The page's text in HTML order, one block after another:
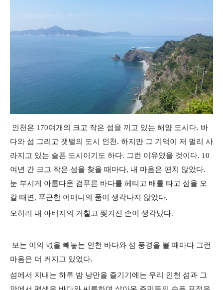
인천은 170여개의 크고 작은 섬을 끼고 있는 해양 도시다. 바
다와 섬 그리고 갯벌의 도시 인천. 하지만 그 기억이 저 멀리 사
라지고 있는 슬픈 도시이기도 하다. 그런 이유였을 것이다. 10
여년 간 크고 작은 섬을 찾을 때마다, 내 마음은 편치 않았다.
눈 부시게 아름다운 검푸른 바다를 헤티고 배를 타고 섬을 오
갈 때면, 푸근한 어머니의 품이 생각나지 않았다.
오히려 내 아버지의 거칠고 찢겨진 손이 생각났다.
보는 이의 넋을 빼놓는 인천 바다와 섬 풍경을 볼 때마다 그런
마음은 더 커지고 있었다.
섬에서 지내는 하루 밤 낭만을 즐기기에는 우리 인천 섬과 그